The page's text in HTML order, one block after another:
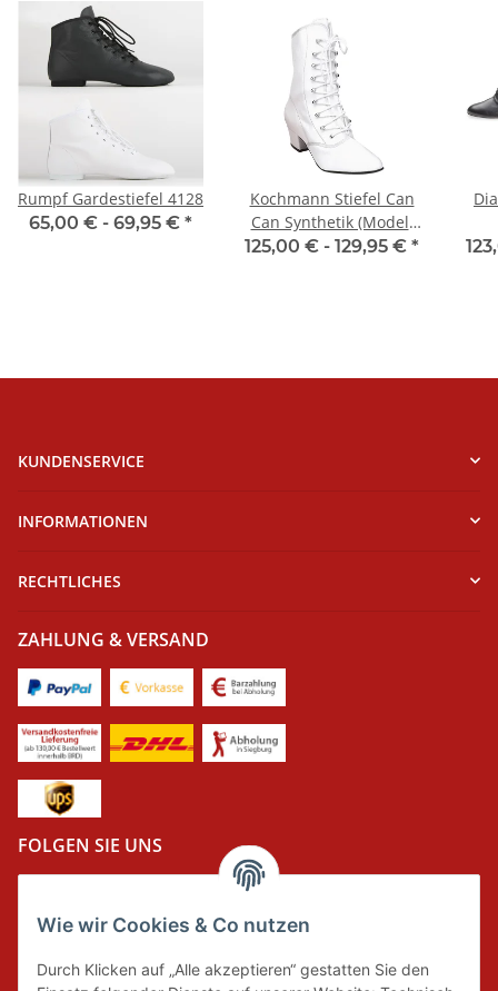
Wie wir Cookies & Co nutzen
Durch Klicken auf „Alle akzeptieren“ gestatten Sie den
Rumpf Gardestiefel 4128
65,00 € - 69,95 € *
Kochmann Stiefel Can
Can Synthetik (Modell
08)
125,00 € - 129,95 € *
KUNDENSERVICE
INFORMATIONEN
RECHTLICHES
ZAHLUNG & VERSAND
FOLGEN SIE UNS